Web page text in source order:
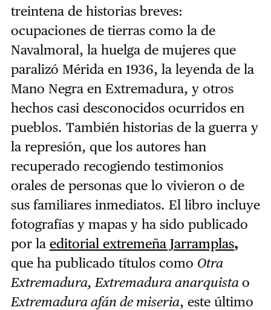
treintena de historias breves:
ocupaciones de tierras como la de
Navalmoral, la huelga de mujeres que
paralizó Mérida en 1936, la leyenda de la
Mano Negra en Extremadura, y otros
hechos casi desconocidos ocurridos en
pueblos. También historias de la guerra y
la represión, que los autores han
recuperado recogiendo testimonios
orales de personas que lo vivieron o de
sus familiares inmediatos. El libro incluye
fotografías y mapas y ha sido publicado
por la editorial extremeña Jarramplas,
que ha publicado títulos como Otra
Extremadura, Extremadura anarquistao
Extremadura afán de miseria, este último